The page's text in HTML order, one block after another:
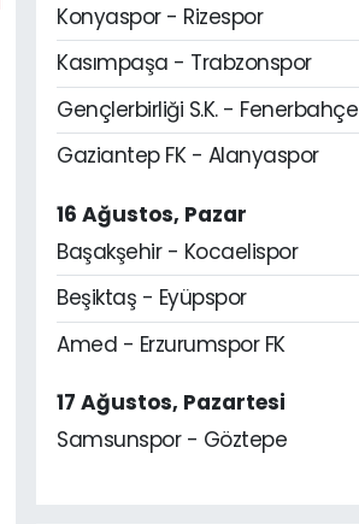
Konyaspor - Rizespor
Kasımpaşa - Trabzonspor
Gençlerbirliği S.K. - Fenerbahçe
Gaziantep FK - Alanyaspor
16 Ağustos, Pazar
Başakşehir - Kocaelispor
Beşiktaş - Eyüpspor
Amed - Erzurumspor FK
17 Ağustos, Pazartesi
Samsunspor - Göztepe